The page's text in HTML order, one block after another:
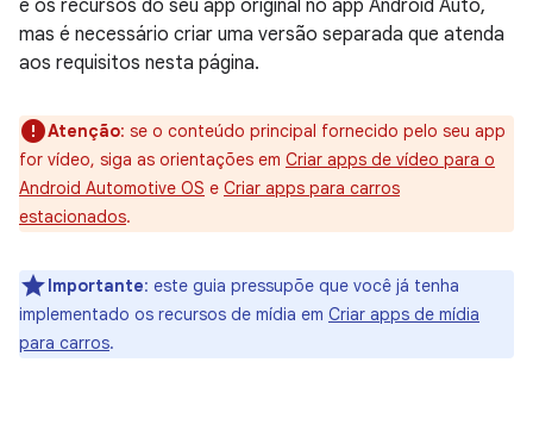
e os recursos do seu app original no app Android Auto,
mas é necessário criar uma versão separada que atenda
aos requisitos nesta página.
Atenção: se o conteúdo principal fornecido pelo seu app
for vídeo, siga as orientações em Criar apps de vídeo para o
Android Automotive OS e Criar apps para carros
estacionados.
Importante: este guia pressupõe que você já tenha
implementado os recursos de mídia em Criar apps de mídia
para carros.